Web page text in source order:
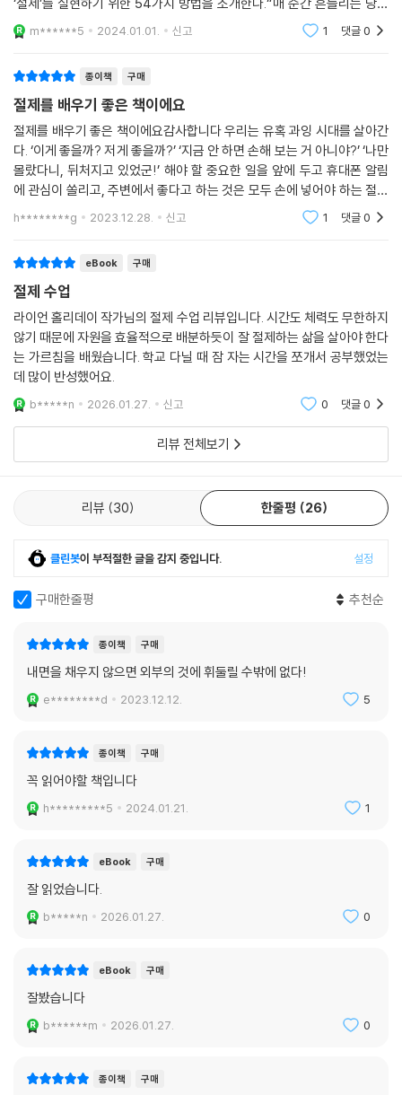
에게 드디어 평온의 기쁨이 찾아온다!위 글이 맘에 와 닿아 구입하게 된 책.
이 책을
m******5 2024.01.01. 신고 1 댓글0
종이책 구매
절제를 배우기 좋은 책이에요
절제를 배우기 좋은 책이에요감사합니다 우리는 유혹 과잉 시대를 살아간
다. ‘이게 좋을까? 저게 좋을까?’ ‘지금 안 하면 손해 보는 거 아니야?’ ‘나만
몰랐다니, 뒤처지고 있었군!’ 해야 할 중요한 일을 앞에 두고 휴대폰 알림
에 관심이 쏠리고, 주변에서 좋다고 하는 것은 모두 손에 넣어야 하는 절박
한 갈망을 느낀다. 그렇게 내면의 욕망과 충동을 다스리지 못할 때 우리는
h********g 2023.12.28. 신고 1 댓글0
eBook 구매
절제 수업
라이언 홀리데이 작가님의 절제 수업 리뷰입니다. 시간도 체력도 무한하지
않기 때문에 자원을 효율적으로 배분하듯이 잘 절제하는 삶을 살아야 한다
는 가르침을 배웠습니다. 학교 다닐 때 잠 자는 시간을 쪼개서 공부했었는
데 많이 반성했어요.
b*****n 2026.01.27. 신고 0 댓글0
리뷰 전체보기
리뷰 30 한줄평 26
클린봇이 부적절한 글을 감지 중입니다. 설정
구매한줄평 추천순
종이책 구매
내면을 채우지 않으면 외부의 것에 휘둘릴 수밖에 없다!
e********d 2023.12.12. 5
종이책 구매
꼭 읽어야할 책입니다
h*********5 2024.01.21. 1
eBook 구매
잘 읽었습니다.
b*****n 2026.01.27. 0
eBook 구매
잘봤습니다
b******m 2026.01.27. 0
종이책 구매